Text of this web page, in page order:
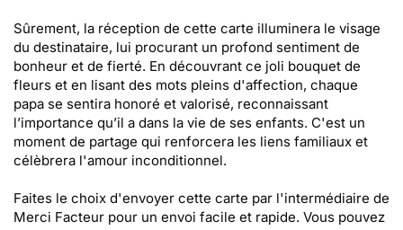
Sûrement, la réception de cette carte illuminera le visage
du destinataire, lui procurant un profond sentiment de
bonheur et de fierté. En découvrant ce joli bouquet de
fleurs et en lisant des mots pleins d'affection, chaque
papa se sentira honoré et valorisé, reconnaissant
l’importance qu’il a dans la vie de ses enfants. C'est un
moment de partage qui renforcera les liens familiaux et
célèbrera l'amour inconditionnel.
Faites le choix d'envoyer cette carte par l'intermédiaire de
Merci Facteur pour un envoi facile et rapide. Vous pouvez